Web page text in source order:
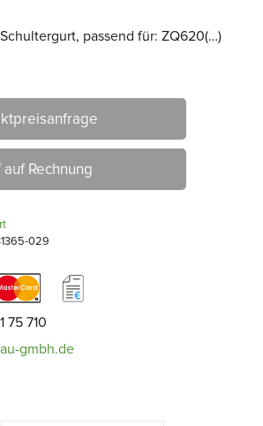
passend für: ZQ620(…)
auf Rechnung
029
75 710
gmbh.de